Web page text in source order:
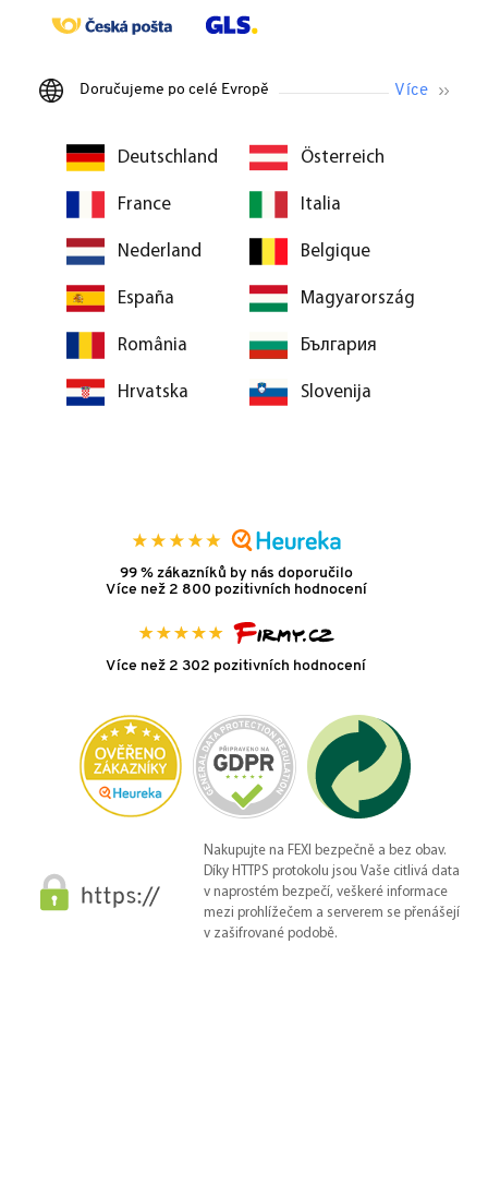
Doručujeme po celé Evropě
Deutschland Österreich
France Italia
Nederland Belgique
España Magyarország
România България
Hrvatska Slovenija
99 % zákazníků by nás doporučilo
Více než 2 800 pozitivních hodnocení
Více než 2 302 pozitivních hodnocení
Nakupujte na FEXI bezpečně a bez obav.
Díky HTTPS protokolu jsou Vaše citlivá data
v naprostém bezpečí, veškeré informace
mezi prohlížečem a serverem se přenášejí
v zašifrované podobě.